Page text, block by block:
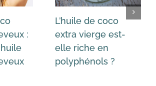
:
L’huile de coco
extra vierge est-
elle riche en
polyphénols ?